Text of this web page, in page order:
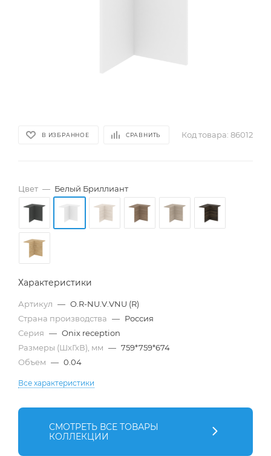
В ИЗБРАННОЕ СРАВНИТЬ Код товара: 86012
Цвет — Белый Бриллиант
Характеристики
Артикул — O.R-NU.V.VNU (R)
Страна производства — Россия
Серия — Onix reception
Размеры (ШхГхВ), мм — 759*759*674
Объем — 0.04
Все характеристики
СМОТРЕТЬ ВСЕ ТОВАРЫ
КОЛЛЕКЦИИ